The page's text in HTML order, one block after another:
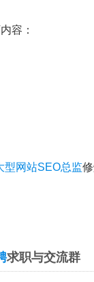
容：
型网站SEO总监
求职与交流群